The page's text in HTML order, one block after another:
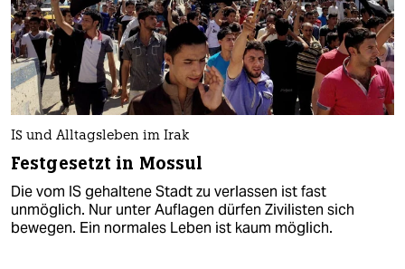
IS und Alltagsleben im Irak
Festgesetzt in Mossul
Die vom IS gehaltene Stadt zu verlassen ist fast
unmöglich. Nur unter Auflagen dürfen Zivilisten sich
bewegen. Ein normales Leben ist kaum möglich.